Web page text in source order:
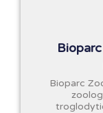
Bioparc